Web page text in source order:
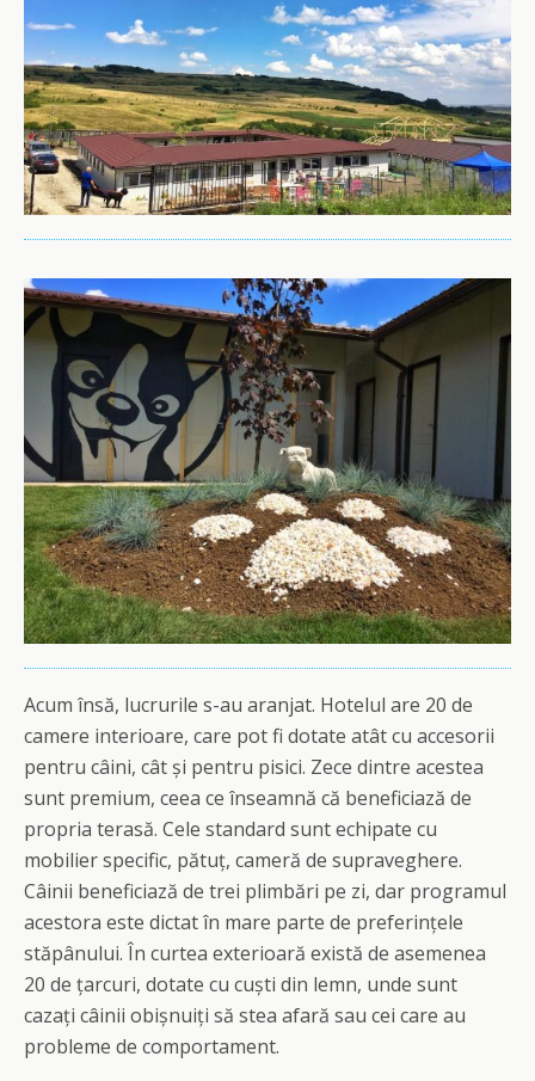
Acum însă, lucrurile s-au aranjat. Hotelul are 20 de
camere interioare, care pot fi dotate atât cu accesorii
pentru câini, cât și pentru pisici. Zece dintre acestea
sunt premium, ceea ce înseamnă că beneficiază de
propria terasă. Cele standard sunt echipate cu
mobilier specific, pătuț, cameră de supraveghere.
Câinii beneficiază de trei plimbări pe zi, dar programul
acestora este dictat în mare parte de preferințele
stăpânului. În curtea exterioară există de asemenea
20 de țarcuri, dotate cu cuști din lemn, unde sunt
cazați câinii obișnuiți să stea afară sau cei care au
probleme de comportament.